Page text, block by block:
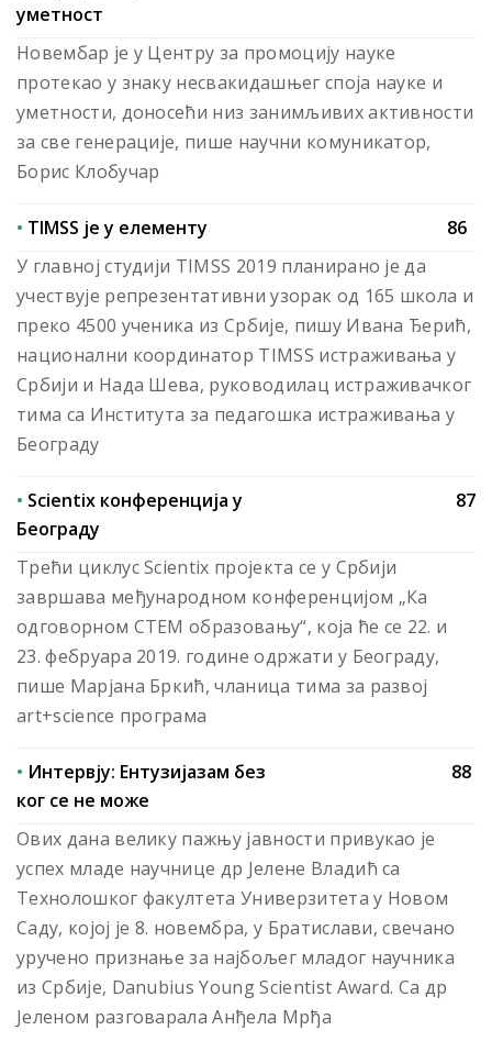
уметност
Новембар је у Центру за промоцију науке
протекао у знаку несвакидашњег споја науке и
уметности, доносећи низ занимљивих активности
за све генерације, пише научни комуникатор,
Борис Клобучар
• ТIMSS је у елементу
86
У главној студији TIMSS 2019 планирано је да
учествује репрезентативни узорак од 165 школа и
преко 4500 ученика из Србије, пишу Ивана Ђерић,
национални координатор TIMSS истраживања у
Србији и Нада Шева, руководилац истраживачког
тима са Института за педагошка истраживања у
Београду
• Scientix конференција у
Београду
87
Трећи циклус Scientix пројекта се у Србији
завршава међународном конференцијом „Ка
одговорном СТЕМ образовању“, која ће се 22. и
23. фебруара 2019. године одржати у Београду,
пише Марјана Бркић, чланица тима за развој
art+science програма
• Интервју: Ентузијазам без
ког се не може
88
Ових дана велику пажњу јавности привукао је
успех младе научнице др Јелене Владић са
Технолошког факултета Универзитета у Новом
Саду, којој је 8. новембра, у Братислави, свечано
уручено признање за најбољег младог научника
из Србије, Danubius Young Scientist Award. Са др
Јеленом разговарала Анђела Мрђа